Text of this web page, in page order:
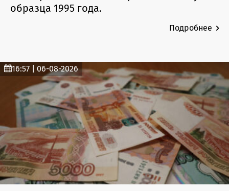
образца 1995 года.
Подробнее
16:57 | 06-08-2026